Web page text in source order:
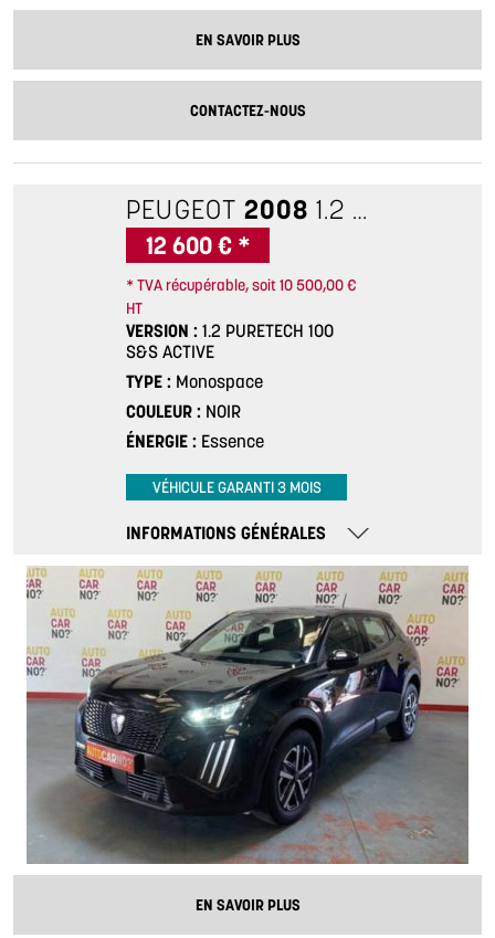
EN SAVOIR PLUS
CONTACTEZ-NOUS
PEUGEOT 2008 1.2 PURETECH 100 S&S ACTIVE
12 600 € *
* TVA récupérable, soit 10 500,00 €
HT
VERSION
1.2 PURETECH 100
S&S ACTIVE
TYPE
Monospace
COULEUR
NOIR
ÉNERGIE
Essence
VÉHICULE GARANTI 3 MOIS
INFORMATIONS GÉNÉRALES
EN SAVOIR PLUS